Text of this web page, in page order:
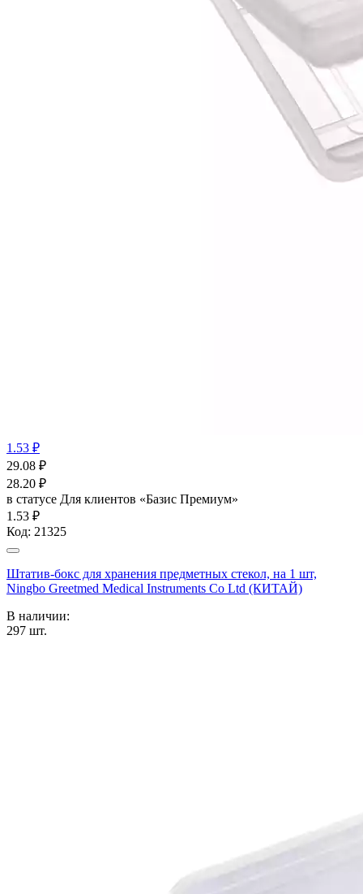
1.53 ₽
29.08 ₽
28.20 ₽
в статусе Для клиентов «Базис Премиум»
1.53 ₽
Код: 21325
Штатив-бокс для хранения предметных стекол, на 1 шт,
Ningbo Greetmed Medical Instruments Co Ltd (КИТАЙ)
В наличии:
297 шт.